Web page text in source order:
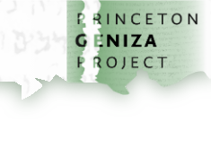
לתוכןהבית